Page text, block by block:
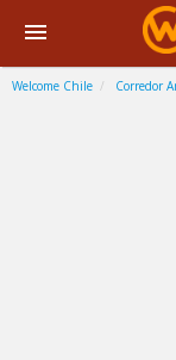
Welcome Chile Corredor